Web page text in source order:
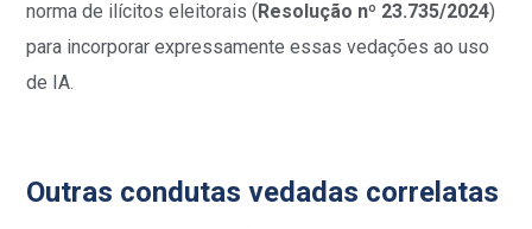
norma de ilícitos eleitorais (Resolução nº 23.735/2024)
para incorporar expressamente essas vedações ao uso
de IA.
Outras condutas vedadas correlatas